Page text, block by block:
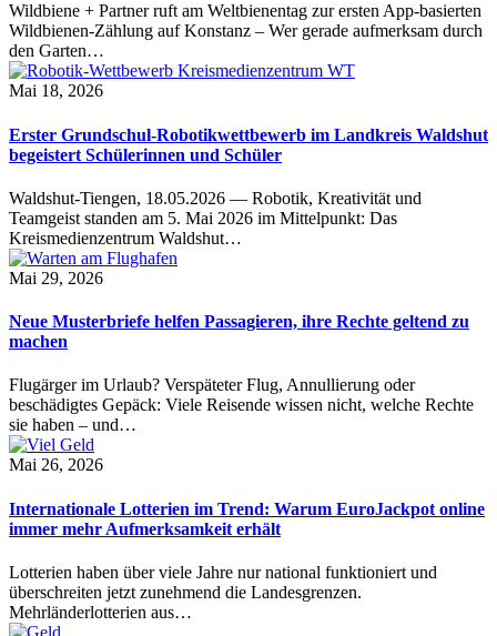
Wildbiene + Partner ruft am Weltbienentag zur ersten App-basierten
Wildbienen-Zählung auf Konstanz – Wer gerade aufmerksam durch
den Garten…
Mai 18, 2026
Erster Grundschul-Robotikwettbewerb im Landkreis Waldshut
begeistert Schülerinnen und Schüler
Waldshut-Tiengen, 18.05.2026 — Robotik, Kreativität und
Teamgeist standen am 5. Mai 2026 im Mittelpunkt: Das
Kreismedienzentrum Waldshut…
Mai 29, 2026
Neue Musterbriefe helfen Passagieren, ihre Rechte geltend zu
machen
Flugärger im Urlaub? Verspäteter Flug, Annullierung oder
beschädigtes Gepäck: Viele Reisende wissen nicht, welche Rechte
sie haben – und…
Mai 26, 2026
Internationale Lotterien im Trend: Warum EuroJackpot online
immer mehr Aufmerksamkeit erhält
Lotterien haben über viele Jahre nur national funktioniert und
überschreiten jetzt zunehmend die Landesgrenzen.
Mehrländerlotterien aus…